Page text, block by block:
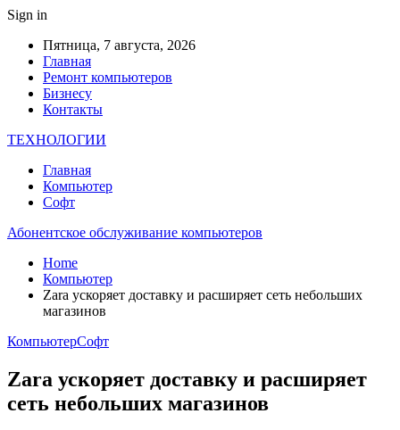
Sign in
Пятница, 7 августа, 2026
Главная
Ремонт компьютеров
Бизнесу
Контакты
ТЕХНОЛОГИИ
Главная
Компьютер
Софт
Абонентское обслуживание компьютеров
Home
Компьютер
Zara ускоряет доставку и расширяет сеть небольших
магазинов
КомпьютерСофт
Zara ускоряет доставку и расширяет
сеть небольших магазинов